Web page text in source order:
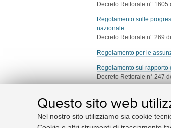
Questo sito web
Nel nostro sito utilizziamo sia cookie
Decreto Rettorale n° 1605
Regolamento sulle
nazionale
Decreto Rettorale n° 269
Regolamento per le
Regolamento sul
Decreto Rettorale n° 247
Decreto Rettorale n° 344
Regolamento per la
Decreto Rettorale n° 497